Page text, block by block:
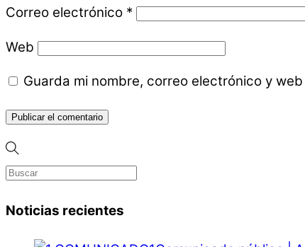
Correo electrónico *
Web
Guarda mi nombre, correo electrónico y
Noticias recientes